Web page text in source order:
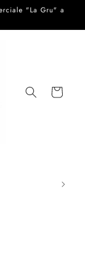
"La Gru" a
Carrello